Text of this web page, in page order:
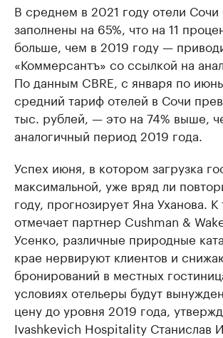
В среднем в 2021 году отели Сочи
заполнены на 65%, что на 11
больше, чем в 2019 году —
«Коммерсантъ» со ссылкой на
По данным CBRE, с января по
средний тариф отелей в Сочи
тыс. рублей, — это на 74% выше,
аналогичный период 2019 года.
Успех июня, в котором загрузка
максимальной, уже вряд ли
году, прогнозирует Яна Уханова.
отмечает партнер Cushman &
Усенко, различные природные
крае нервируют клиентов и
бронирований в местных
условиях отельеры будут
цену до уровня 2019 года,
Ivashkevich Hospitality Станислав